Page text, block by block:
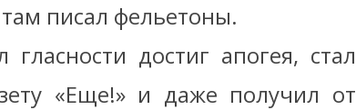
писал фельетоны.
достиг апогея, стал
«Еще!» и даже получил от